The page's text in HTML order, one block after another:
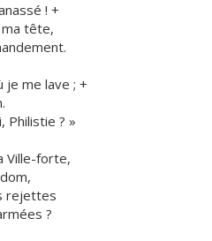
! +
tête,
je me lave ; +
i, Philistie ? »
Ville-forte,
rejettes
?